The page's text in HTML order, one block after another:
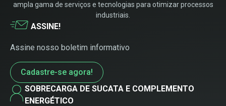
ampla gama de serviços e tecnologias para otimizar processos
industriais.
ASSINE!
Assine nosso boletim informativo
Cadastre-se agora!
SOBRECARGA DE SUCATA E COMPLEMENTO
ENERGÉTICO